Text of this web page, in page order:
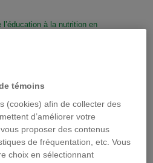
l’éducation à la nutrition en
dans le processus de
campagne Facebook
»
et validation d’un
témoins
(cookies) afin de collecter des
d’améliorer votre
proposer des contenus
de fréquentation, etc. Vous
choix en sélectionnant